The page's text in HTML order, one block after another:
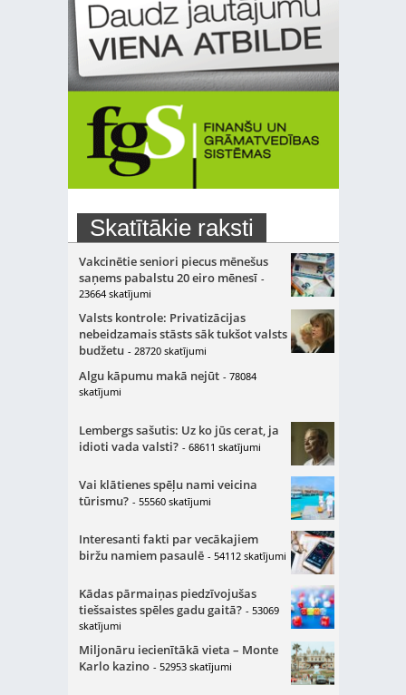
Skatītākie raksti
Vakcinētie seniori piecus mēnešus
saņems pabalstu 20 eiro mēnesī -
23664 skatījumi
Valsts kontrole: Privatizācijas
nebeidzamais stāsts sāk tukšot valsts
budžetu - 28720 skatījumi
Algu kāpumu makā nejūt - 78084
skatījumi
Lembergs sašutis: Uz ko jūs cerat, ja
idioti vada valsti? - 68611 skatījumi
Vai klātienes spēļu nami veicina
tūrismu? - 55560 skatījumi
Interesanti fakti par vecākajiem
biržu namiem pasaulē - 54112 skatījumi
Kādas pārmaiņas piedzīvojušas
tiešsaistes spēles gadu gaitā? - 53069
skatījumi
Miljonāru iecienītākā vieta – Monte
Karlo kazino - 52953 skatījumi